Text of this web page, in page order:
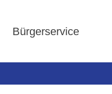
Bürgerservice